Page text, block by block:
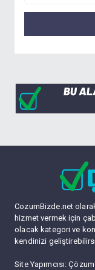
CozumBizde.net
hizmet vermek için
olacak kategori ve
kendinizi
Site Yapımcısı: